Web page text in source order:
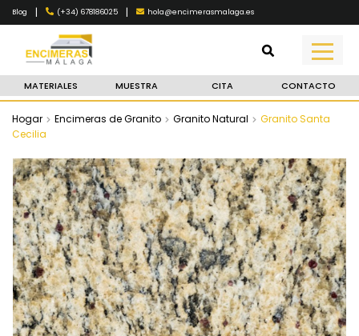
Blog | (+34) 678186025 | hola@encimerasmalaga.es
MATERIALES MUESTRA CITA CONTACTO
Hogar Encimeras de Granito Granito Natural
Granito Santa
Cecilia